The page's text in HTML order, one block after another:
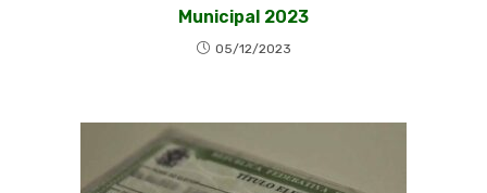
Municipal 2023
05/12/2023